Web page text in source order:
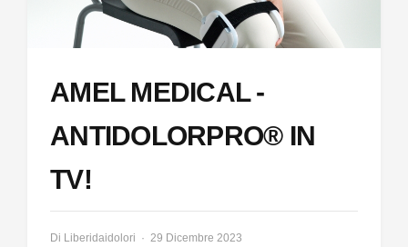
AMEL MEDICAL -
ANTIDOLORPRO® IN
TV!
Di Liberidaidolori 29 Dicembre 2023